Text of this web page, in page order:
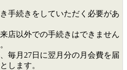
手続きをしていただく必要があ
店以外での手続きはできません
毎月27日に翌月分の月会費を届
します。